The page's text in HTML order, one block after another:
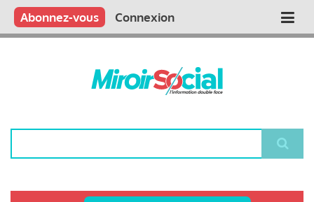
Aller
contenu
Main
Qui sommes nous ?
Vous publiez
Nous publions
Contactez-nous
Abonnez-vous Connexion